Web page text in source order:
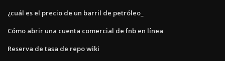
¿cuál es el precio de un barril de petróleo_
Cómo abrir una cuenta comercial de fnb en línea
Reserva de tasa de repo wiki